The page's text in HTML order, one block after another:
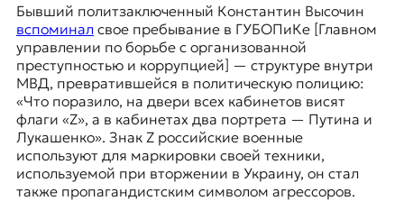
Бывший политзаключенный Константин Высочин
вспоминалсвое пребывание в ГУБОПиКе [Главном
управлении по борьбе с организованной
преступностью и коррупцией] — структуре внутри
МВД, превратившейся в политическую полицию:
«Что поразило, на двери всех кабинетов висят
флаги «Z», а в кабинетах два портрета — Путина и
Лукашенко». Знак Z российские военные
используют для маркировки своей техники,
используемой при вторжении в Украину, он стал
также пропагандистским символом агрессоров.